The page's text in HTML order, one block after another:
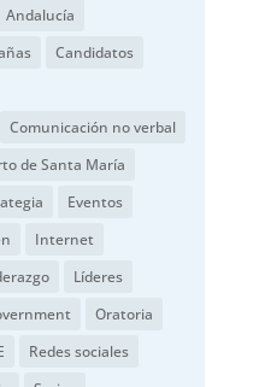
Andalucía
Candidatos
Comunicación no verbal
de Santa María
Eventos
Internet
Líderes
Oratoria
Redes sociales